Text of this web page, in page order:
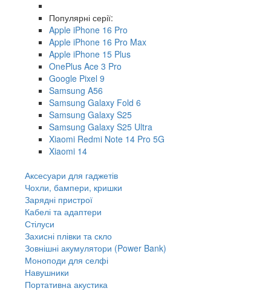
Популярні серії:
Apple iPhone 16 Pro
Apple iPhone 16 Pro Max
Apple iPhone 15 Plus
OnePlus Ace 3 Pro
Google Pixel 9
Samsung A56
Samsung Galaxy Fold 6
Samsung Galaxy S25
Samsung Galaxy S25 Ultra
Xiaomi Redmi Note 14 Pro 5G
Xiaomi 14
Аксесуари для гаджетів
Чохли, бампери, кришки
Зарядні пристрої
Кабелі та адаптери
Стілуси
Захисні плівки та скло
Зовнішні акумулятори (Power Bank)
Моноподи для селфі
Навушники
Портативна акустика